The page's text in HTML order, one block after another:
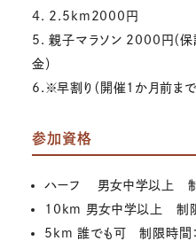
4. 2.5km2000円
5. 親子マラソン 2000円（
金）
6.※早割り（開催1か月前ま
参加資格
ハーフ 男女中学以上 制
10km 男女中学以上 制限
5km 誰でも可 制限時間